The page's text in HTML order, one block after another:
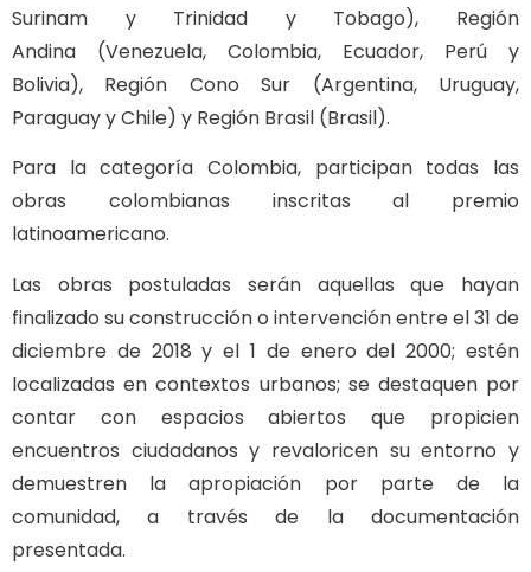
Surinam y Trinidad y Tobago), Región
Andina (Venezuela, Colombia, Ecuador, Perú y
Bolivia), Región Cono Sur (Argentina, Uruguay,
Paraguay y Chile) y Región Brasil (Brasil).
Para la categoría Colombia, participan todas las
obras colombianas inscritas al premio
latinoamericano.
Las obras postuladas serán aquellas que hayan
finalizado su construcción o intervención entre el 31 de
diciembre de 2018 y el 1 de enero del 2000; estén
localizadas en contextos urbanos; se destaquen por
contar con espacios abiertos que propicien
encuentros ciudadanos y revaloricen su entorno y
demuestren la apropiación por parte de la
comunidad, a través de la documentación
presentada.